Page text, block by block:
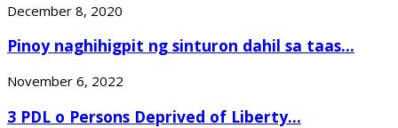
December 8, 2020
Pinoy naghihigpit ng sinturon dahil sa taas...
November 6, 2022
3 PDL o Persons Deprived of Liberty...